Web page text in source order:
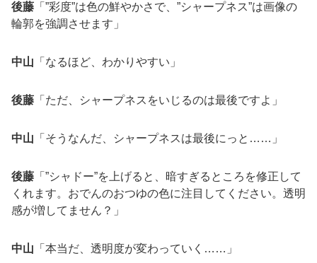
後藤 「”彩度”は色の鮮やかさで、”シャープネス”は画像の
輪郭を強調させます」
中山 「なるほど、わかりやすい」
後藤 「ただ、シャープネスをいじるのは最後ですよ」
中山 「そうなんだ、シャープネスは最後にっと……」
後藤 「”シャドー”を上げると、暗すぎるところを修正して
くれます。おでんのおつゆの色に注目してください。透明
感が増してません？」
中山 「本当だ、透明度が変わっていく……」